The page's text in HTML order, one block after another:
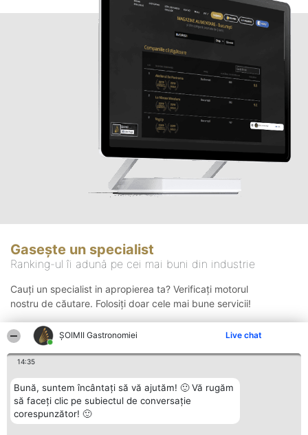
ȘOIMII Gastronomiei Live chat
14:35
Bună, suntem încântați să vă ajutăm! 🙂 Vă rugăm
să faceți clic pe subiectul de conversație
corespunzător! 🙂
Gasește un specialist
Ranking-ul îi adună pe cei mai buni din industrie
Cauți un specialist in apropierea ta? Verificați motorul
nostru de căutare. Folosiți doar cele mai bune servicii!